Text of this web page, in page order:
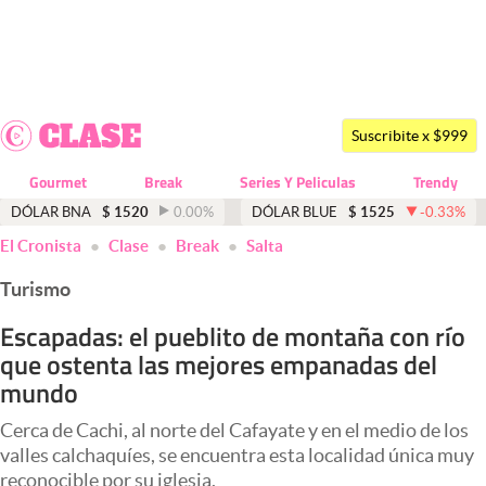
Dólar
Economía y Política
Finanzas y Mercados
Mercados Online
Negocios
Columnistas
Apertura
Suscribite x $999
Gourmet Break Series Y Peliculas Trendy
DÓLAR BNA $ 1520 0.00% DÓLAR BLUE $ 1525 -0.33%
El Cronista Clase Break Salta
Turismo
Escapadas: el pueblito de montaña con río
que ostenta las mejores empanadas del
mundo
Cerca de Cachi, al norte del Cafayate y en el medio de los
valles calchaquíes, se encuentra esta localidad única muy
reconocible por su iglesia.